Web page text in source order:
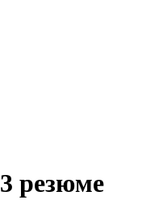
резюме